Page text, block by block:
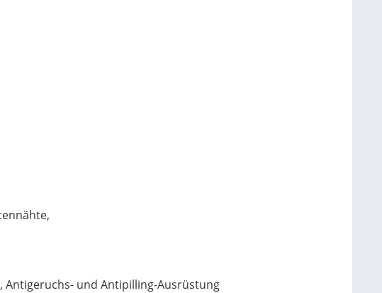
Antigeruchs- und Antipilling-Ausrüstung